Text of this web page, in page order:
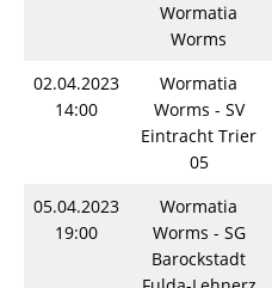
Wormatia
Worms
02.04.2023
14:00
Wormatia
Worms - SV
Eintracht Trier
05
05.04.2023
19:00
Wormatia
Worms - SG
Barockstadt